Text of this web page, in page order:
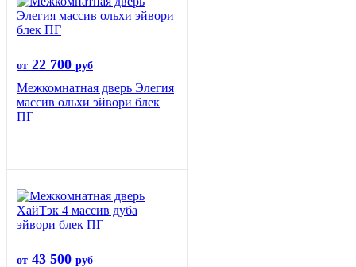
от 22 700 руб
Межкомнатная дверь Элегия
массив ольхи эйвори блек
ПГ
от 43 500 руб